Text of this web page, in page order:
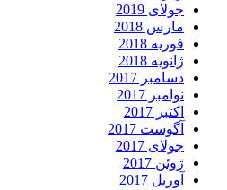
جولای 2019
مارس 2018
فوریه 2018
ژانویه 2018
دسامبر 2017
نوامبر 2017
اکتبر 2017
آگوست 2017
جولای 2017
ژوئن 2017
آوریل 2017